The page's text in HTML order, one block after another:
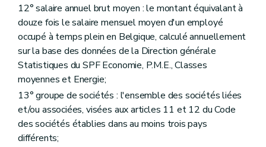
12° salaire annuel brut moyen : le montant équivalant à
douze fois le salaire mensuel moyen d'un employé
occupé à temps plein en Belgique, calculé annuellement
sur la base des données de la Direction générale
Statistiques du SPF Economie, P.M.E., Classes
moyennes et Energie;
13° groupe de sociétés : l'ensemble des sociétés liées
et/ou associées, visées aux articles 11 et 12 du Code
des sociétés établies dans au moins trois pays
différents;